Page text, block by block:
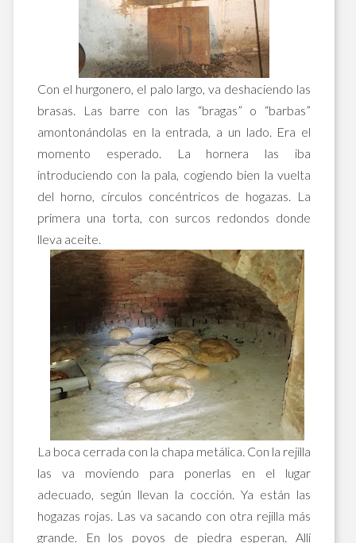
Con el hurgonero, el palo largo, va deshaciendo las
brasas. Las barre con las “bragas” o “barbas”
amontonándolas en la entrada, a un lado. Era el
momento esperado. La hornera las iba
introduciendo con la pala, cogiendo bien la vuelta
del horno, círculos concéntricos de hogazas. La
primera una torta, con surcos redondos donde
lleva aceite.
La boca cerrada con la chapa metálica. Con la rejilla
las va moviendo para ponerlas en el lugar
adecuado, según llevan la cocción. Ya están las
hogazas rojas. Las va sacando con otra rejilla más
grande. En los poyos de piedra esperan. Allí